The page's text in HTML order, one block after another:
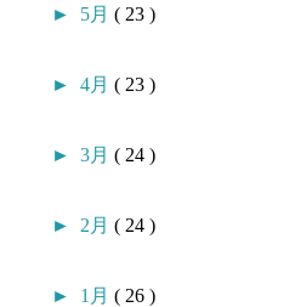
► 5月( 23 )
►4月( 23 )
►3月( 24 )
► 2月( 24 )
► 1月( 26 )